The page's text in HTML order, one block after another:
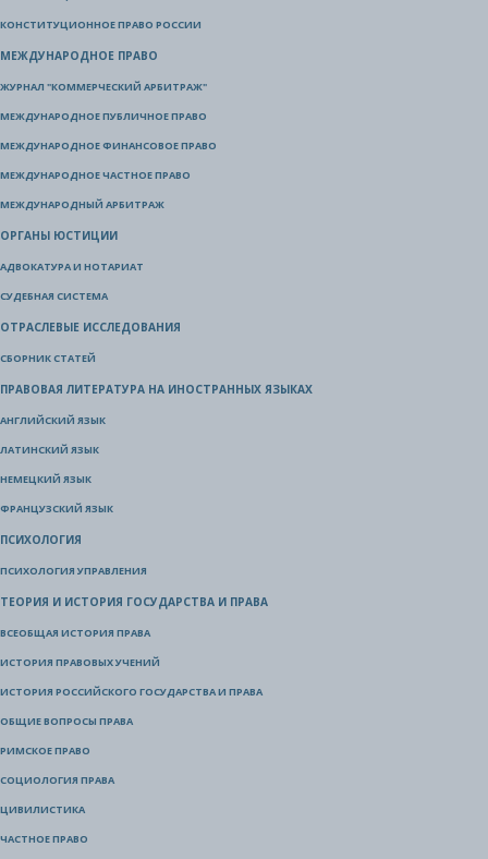
КОНСТИТУЦИОННОЕ ПРАВО РОССИИ
МЕЖДУНАРОДНОЕ ПРАВО
ЖУРНАЛ "КОММЕРЧЕСКИЙ АРБИТРАЖ"
МЕЖДУНАРОДНОЕ ПУБЛИЧНОЕ ПРАВО
МЕЖДУНАРОДНОЕ ФИНАНСОВОЕ ПРАВО
МЕЖДУНАРОДНОЕ ЧАСТНОЕ ПРАВО
МЕЖДУНАРОДНЫЙ АРБИТРАЖ
ОРГАНЫ ЮСТИЦИИ
АДВОКАТУРА И НОТАРИАТ
СУДЕБНАЯ СИСТЕМА
ОТРАСЛЕВЫЕ ИССЛЕДОВАНИЯ
СБОРНИК СТАТЕЙ
ПРАВОВАЯ ЛИТЕРАТУРА НА ИНОСТРАННЫХ ЯЗЫКАХ
АНГЛИЙСКИЙ ЯЗЫК
ЛАТИНСКИЙ ЯЗЫК
НЕМЕЦКИЙ ЯЗЫК
ФРАНЦУЗСКИЙ ЯЗЫК
ПСИХОЛОГИЯ
ПСИХОЛОГИЯ УПРАВЛЕНИЯ
ТЕОРИЯ И ИСТОРИЯ ГОСУДАРСТВА И ПРАВА
ВСЕОБЩАЯ ИСТОРИЯ ПРАВА
ИСТОРИЯ ПРАВОВЫХ УЧЕНИЙ
ИСТОРИЯ РОССИЙСКОГО ГОСУДАРСТВА И ПРАВА
ОБЩИЕ ВОПРОСЫ ПРАВА
РИМСКОЕ ПРАВО
СОЦИОЛОГИЯ ПРАВА
ЦИВИЛИСТИКА
ЧАСТНОЕ ПРАВО